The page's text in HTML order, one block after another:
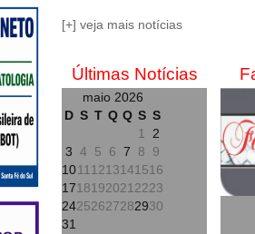
[+] veja mais notícias
Últimas Notícias
maio 2026
D S T Q Q S S
1
2
3 4 5 6 7 8
9
1011 1213141516
1718192021 2223
24252627282930
31